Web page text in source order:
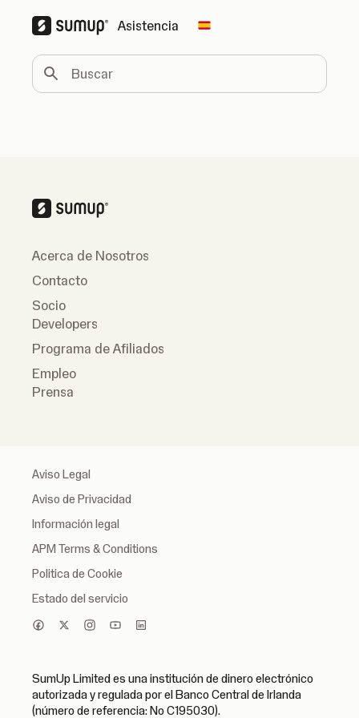
Asistencia Change country
Buscar
Acerca de Nosotros
Contacto
Socio
Developers
Programa de Afiliados
Empleo
Prensa
Aviso Legal
Aviso de Privacidad
Información legal
APM Terms & Conditions
Politica de Cookie
Estado del servicio
SumUp Limited es una institución de dinero electrónico
autorizada y regulada por el Banco Central de Irlanda
(número de referencia: No C195030).